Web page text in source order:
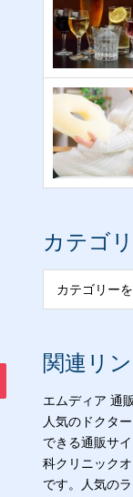
カテゴ
関連リ
エムディア 通販
人気のドクタ
できる通販サ
科クリニック
です。人気の